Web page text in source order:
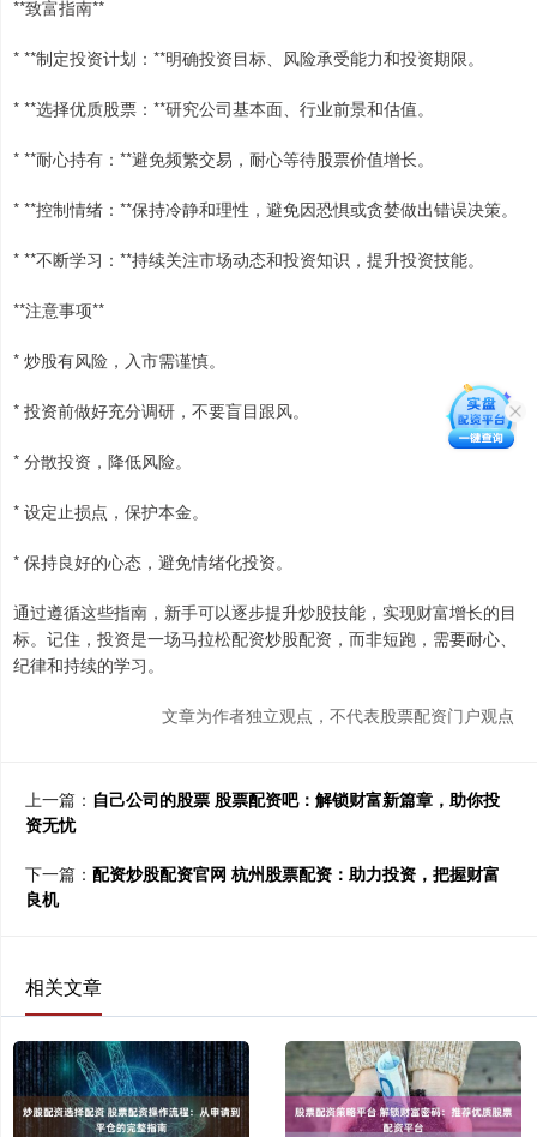
**致富指南**
* **制定投资计划：**明确投资目标、风险承受能力和投资期限。
* **选择优质股票：**研究公司基本面、行业前景和估值。
* **耐心持有：**避免频繁交易，耐心等待股票价值增长。
* **控制情绪：**保持冷静和理性，避免因恐惧或贪婪做出错误决策。
* **不断学习：**持续关注市场动态和投资知识，提升投资技能。
**注意事项**
* 炒股有风险，入市需谨慎。
* 投资前做好充分调研，不要盲目跟风。
* 分散投资，降低风险。
* 设定止损点，保护本金。
* 保持良好的心态，避免情绪化投资。
通过遵循这些指南，新手可以逐步提升炒股技能，实现财富增长的目
标。记住，投资是一场马拉松配资炒股配资，而非短跑，需要耐心、
纪律和持续的学习。
文章为作者独立观点，不代表股票配资门户观点
上一篇： 自己公司的股票 股票配资吧：解锁财富新篇章，助你投
资无忧
下一篇： 配资炒股配资官网 杭州股票配资：助力投资，把握财富
良机
相关文章